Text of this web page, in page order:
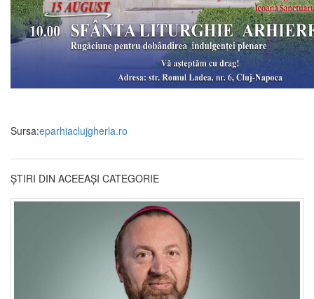
Sursa:eparhiaclujgherla.ro
ȘTIRI DIN ACEEAȘI CATEGORIE